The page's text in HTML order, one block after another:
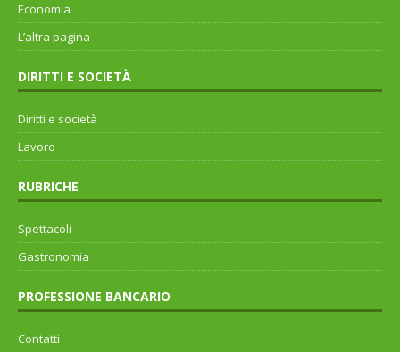
Economia
L’altra pagina
DIRITTI E SOCIETÀ
Diritti e società
Lavoro
RUBRICHE
Spettacoli
Gastronomia
PROFESSIONE BANCARIO
Contatti